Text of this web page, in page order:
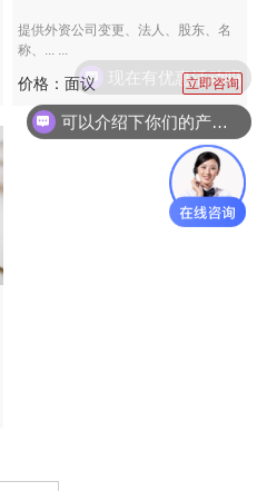
提供外资公司变更、法人、股东、名
称、... ...
价格：面议 立即咨询
可以介绍下你们的产品么
现在有优惠活动吗